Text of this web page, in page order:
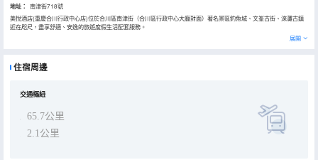
地址：
南津街718號
美悅酒店(重慶合川行政中心店)位於合川區南津街（合川區行政中心大廳對面）著名景區釣魚城、文峯古街、淶灘古鎮
近在咫尺，盡享舒適、安逸的旅遊度假生活配套服務。
客房設計簡約時尚，房間寬敞明亮，恒温恒壓速熱的淋浴，有豐富的房型可供選擇。酒店會議室可容納30人，齊全的投
展開
住宿周邊
交通樞紐
65.7公里
2.1公里